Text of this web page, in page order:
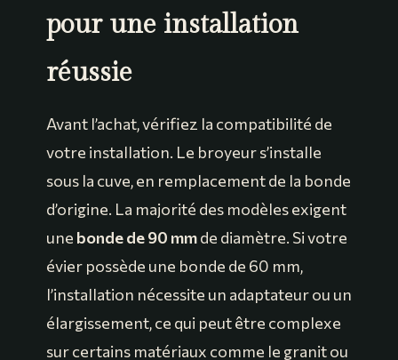
pour une installation
réussie
Avant l’achat, vérifiez la compatibilité de
votre installation. Le broyeur s’installe
sous la cuve, en remplacement de la bonde
d’origine. La majorité des modèles exigent
une bonde de 90 mmde diamètre. Si votre
évier possède une bonde de 60 mm,
l’installation nécessite un adaptateur ou un
élargissement, ce qui peut être complexe
sur certains matériaux comme le granit ou